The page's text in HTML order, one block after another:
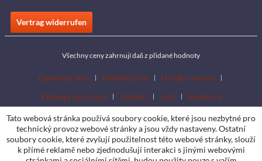
Vertrag widerrufen
Všechny ceny zahrnují daň z přidané hodnoty
Download area Händlersuche
Händler werden
Katalogy ke stažení
Kontakt Jobs Standorte
Tato webová stránka používá soubory cookie, které jsou nezbytné pro
technický provoz webové stránky a jsou vždy nastaveny. Ostatní
soubory cookie, které zvyšují použitelnost této webové stránky, slouží
k přímé reklamě nebo zjednodušují interakci s jinými webovými